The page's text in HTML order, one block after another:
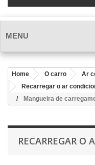
MENU
Home O carro
Ar
Recarregar o ar
Mangueira de
RECARREGAR O